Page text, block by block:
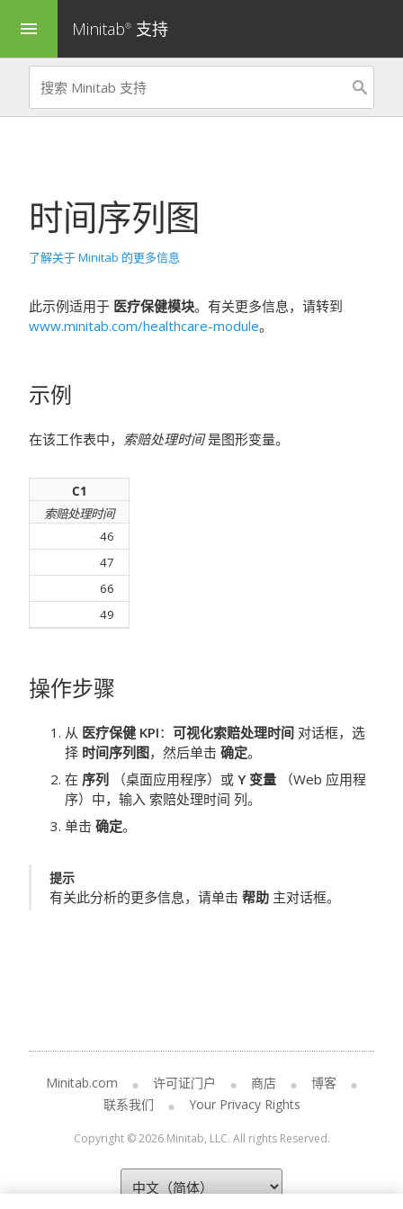
menu Minitab® 支持
时间序列图
了解关于 Minitab 的更多信息
此示例适用于 医疗保健模块。有关更多信息，请转到
www.minitab.com/healthcare-module。
示例
在该工作表中， 索赔处理时间是图形变量。
C1
索赔处理时间
46
47
66
49
操作步骤
从 医疗保健 KPI： 可视化索赔处理时间 对话框，选
择 时间序列图，然后单击 确定。
在 序列 （桌面应用程序）或 Y 变量 （Web 应用程
序）中，输入 索赔处理时间 列。
单击 确定。
提示
有关此分析的更多信息，请单击 帮助 主对话框。
Minitab.com 许可证门户 商店
博客
联系我们
Your Privacy Rights
Copyright © 2026 Minitab, LLC. All rights Reserved.